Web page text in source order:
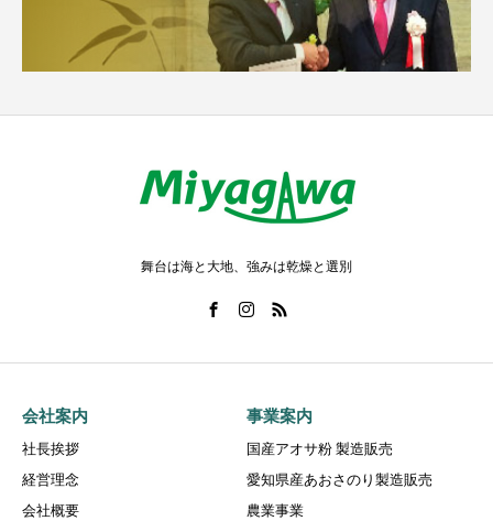
舞台は海と大地、強みは乾燥と選別
会社案内
社長挨拶
経営理念
会社概要
事業案内
国産アオサ粉 製造販売
愛知県産あおさのり製造販売
農業事業